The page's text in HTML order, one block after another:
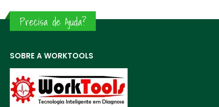
Precisa de Ajuda?
SOBRE A WORKTOOLS